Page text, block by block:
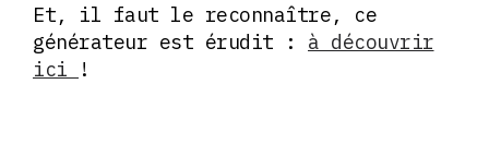
Et, il faut le reconnaître, ce
générateur est érudit : à découvrir
ici
!